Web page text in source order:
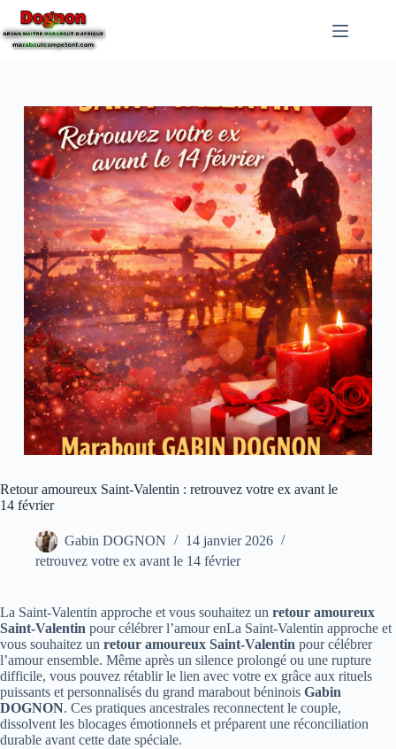
Retour amoureux Saint-Valentin : retrouvez votre ex avant le
14 février
Gabin DOGNON
14 janvier 2026
retrouvez votre ex avant le 14 février
La Saint-Valentin approche et vous souhaitez un retour amoureux
Saint-Valentin pour célébrer l’amour enLa Saint-Valentin approche et
vous souhaitez un retour amoureux Saint-Valentin pour célébrer
l’amour ensemble. Même après un silence prolongé ou une rupture
difficile, vous pouvez rétablir le lien avec votre ex grâce aux rituels
puissants et personnalisés du grand marabout béninois Gabin
DOGNON. Ces pratiques ancestrales reconnectent le couple,
dissolvent les blocages émotionnels et préparent une réconciliation
durable avant cette date spéciale.